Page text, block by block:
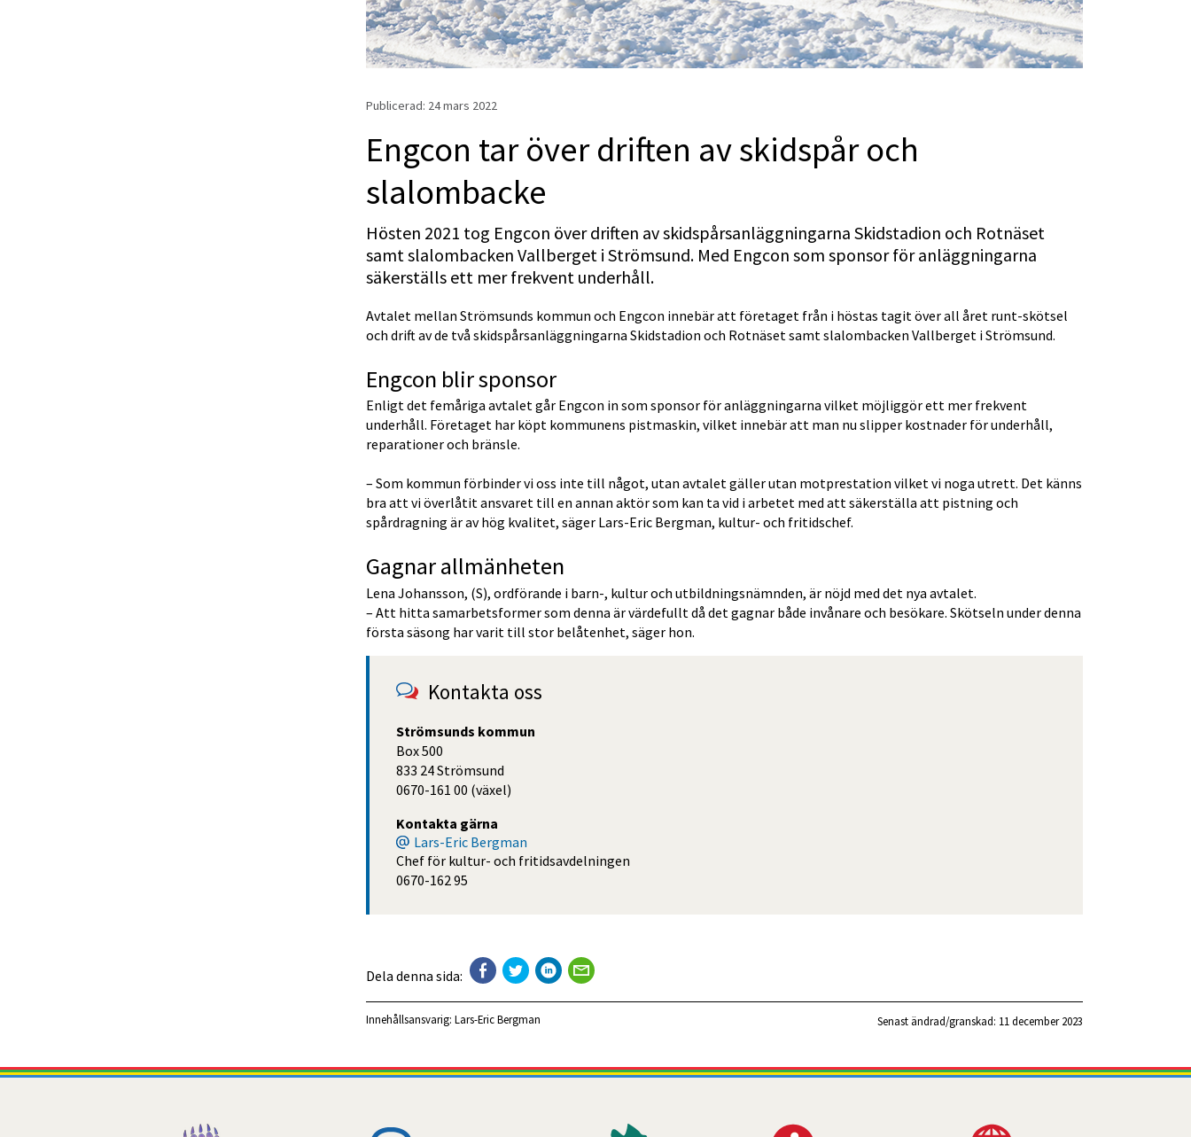
Publicerad: 24 mars 2022
Engcon tar över driften av skidspår och
slalombacke
Hösten 2021 tog Engcon över driften av skidspårsanläggningarna Skidstadion och Rotnäset
samt slalombacken Vallberget i Strömsund. Med Engcon som sponsor för anläggningarna
säkerställs ett mer frekvent underhåll.
Avtalet mellan Strömsunds kommun och Engcon innebär att företaget från i höstas tagit över all året runt-skötsel
och drift av de två skidspårsanläggningarna Skidstadion och Rotnäset samt slalombacken Vallberget i Strömsund.
Engcon blir sponsor
Enligt det femåriga avtalet går Engcon in som sponsor för anläggningarna vilket möjliggör ett mer frekvent
underhåll. Företaget har köpt kommunens pistmaskin, vilket innebär att man nu slipper kostnader för underhåll,
reparationer och bränsle.
– Som kommun förbinder vi oss inte till något, utan avtalet gäller utan motprestation vilket vi noga utrett. Det känns
bra att vi överlåtit ansvaret till en annan aktör som kan ta vid i arbetet med att säkerställa att pistning och
spårdragning är av hög kvalitet, säger Lars-Eric Bergman, kultur- och fritidschef.
Gagnar allmänheten
Lena Johansson, (S), ordförande i barn-, kultur och utbildningsnämnden, är nöjd med det nya avtalet.
– Att hitta samarbetsformer som denna är värdefullt då det gagnar både invånare och besökare. Skötseln under denna
första säsong har varit till stor belåtenhet, säger hon.
Kontakta oss
Strömsunds kommun
Box 500
833 24 Strömsund
0670-161 00 (växel)
Kontakta gärna
Lars-Eric Bergman
Chef för kultur- och fritidsavdelningen
0670-162 95
Dela denna sida:
Innehållsansvarig: Lars-Eric Bergman Senast ändrad/granskad: 11 december 2023